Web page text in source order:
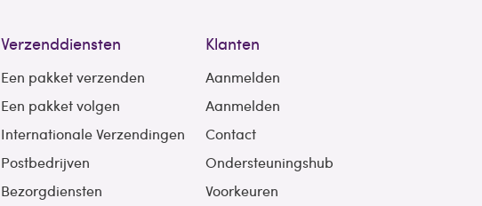
Verzenddiensten
Een pakket verzenden
Een pakket volgen
Internationale Verzendingen
Postbedrijven
Bezorgdiensten
Klanten
Aanmelden
Aanmelden
Contact
Ondersteuningshub
Voorkeuren